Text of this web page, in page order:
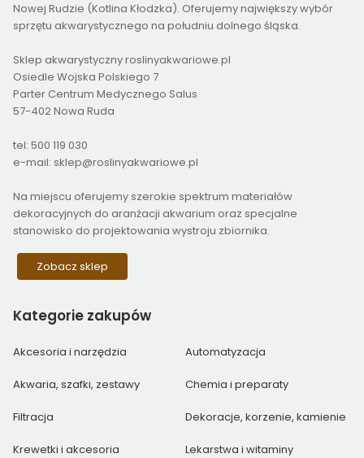
Nowej Rudzie (Kotlina Kłodzka). Oferujemy największy wybór
sprzętu akwarystycznego na południu dolnego śląska.
Sklep akwarystyczny roslinyakwariowe.pl
Osiedle Wojska Polskiego 7
Parter Centrum Medycznego Salus
57-402 Nowa Ruda
tel: 500 119 030
e-mail: sklep@roslinyakwariowe.pl
Na miejscu oferujemy szerokie spektrum materiałów
dekoracyjnych do aranżacji akwarium oraz specjalne
stanowisko do projektowania wystroju zbiornika.
Zobacz sklep
Kategorie zakupów
Akcesoria i narzędzia Automatyzacja
Akwaria, szafki, zestawy Chemia i preparaty
Filtracja Dekoracje, korzenie, kamienie
Krewetki i akcesoria Lekarstwa i witaminy